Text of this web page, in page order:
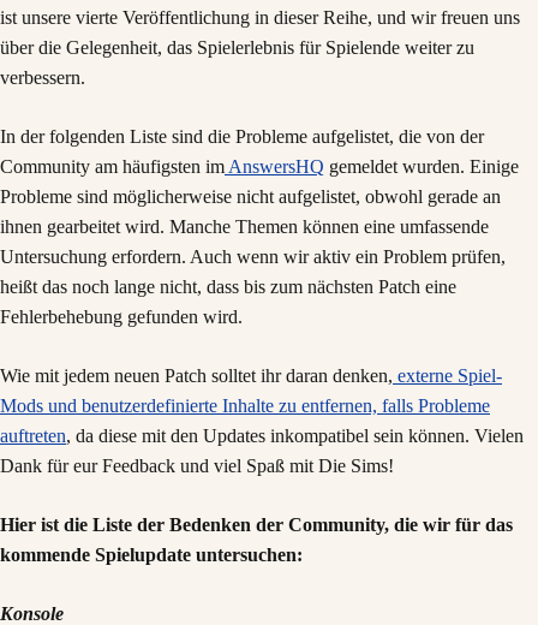
ist unsere vierte Veröffentlichung in dieser Reihe, und wir freuen uns
über die Gelegenheit, das Spielerlebnis für Spielende weiter zu
verbessern.
In der folgenden Liste sind die Probleme aufgelistet, die von der
Community am häufigsten im AnswersHQ gemeldet wurden. Einige
Probleme sind möglicherweise nicht aufgelistet, obwohl gerade an
ihnen gearbeitet wird. Manche Themen können eine umfassende
Untersuchung erfordern. Auch wenn wir aktiv ein Problem prüfen,
heißt das noch lange nicht, dass bis zum nächsten Patch eine
Fehlerbehebung gefunden wird.
Wie mit jedem neuen Patch solltet ihr daran denken, externe Spiel-
Mods und benutzerdefinierte Inhalte zu entfernen, falls Probleme
auftreten, da diese mit den Updates inkompatibel sein können. Vielen
Dank für eur Feedback und viel Spaß mit Die Sims!
Hier ist die Liste der Bedenken der Community, die wir für das
kommende Spielupdate untersuchen:
Konsole